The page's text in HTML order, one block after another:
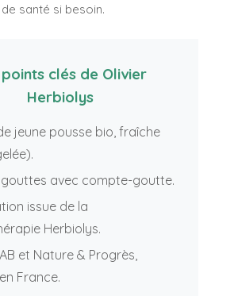
santé si besoin.
points clés de Olivier
Herbiolys
jeune pousse bio, fraîche
gouttes avec compte-goutte.
issue de la
Herbiolys.
et Nature & Progrès,
France.